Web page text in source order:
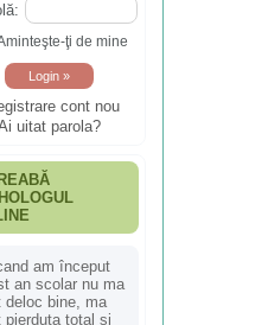
ţi de mine
cont nou
uitat parola?
am început
an scolar nu ma
deloc bine, ma
pierduta total si